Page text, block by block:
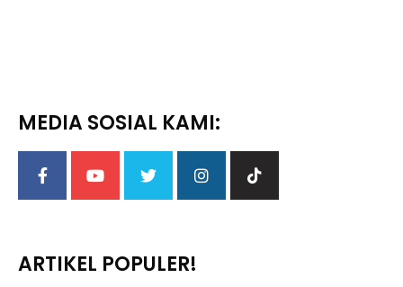
MEDIA SOSIAL KAMI:
ARTIKEL POPULER!